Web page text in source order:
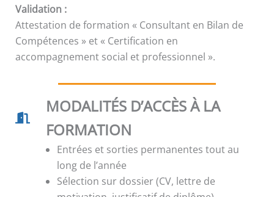
Validation :
Attestation de formation « Consultant en Bilan de
Compétences » et « Certification en
accompagnement social et professionnel ».
MODALITÉS D’ACCÈS À LA
FORMATION
Entrées et sorties permanentes tout au
long de l’année
Sélection sur dossier (CV, lettre de